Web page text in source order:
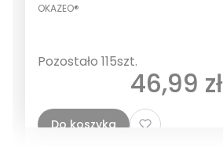
OKAZEO®
Pozostało 115szt.
Cena
46,99 zł
Do koszyka